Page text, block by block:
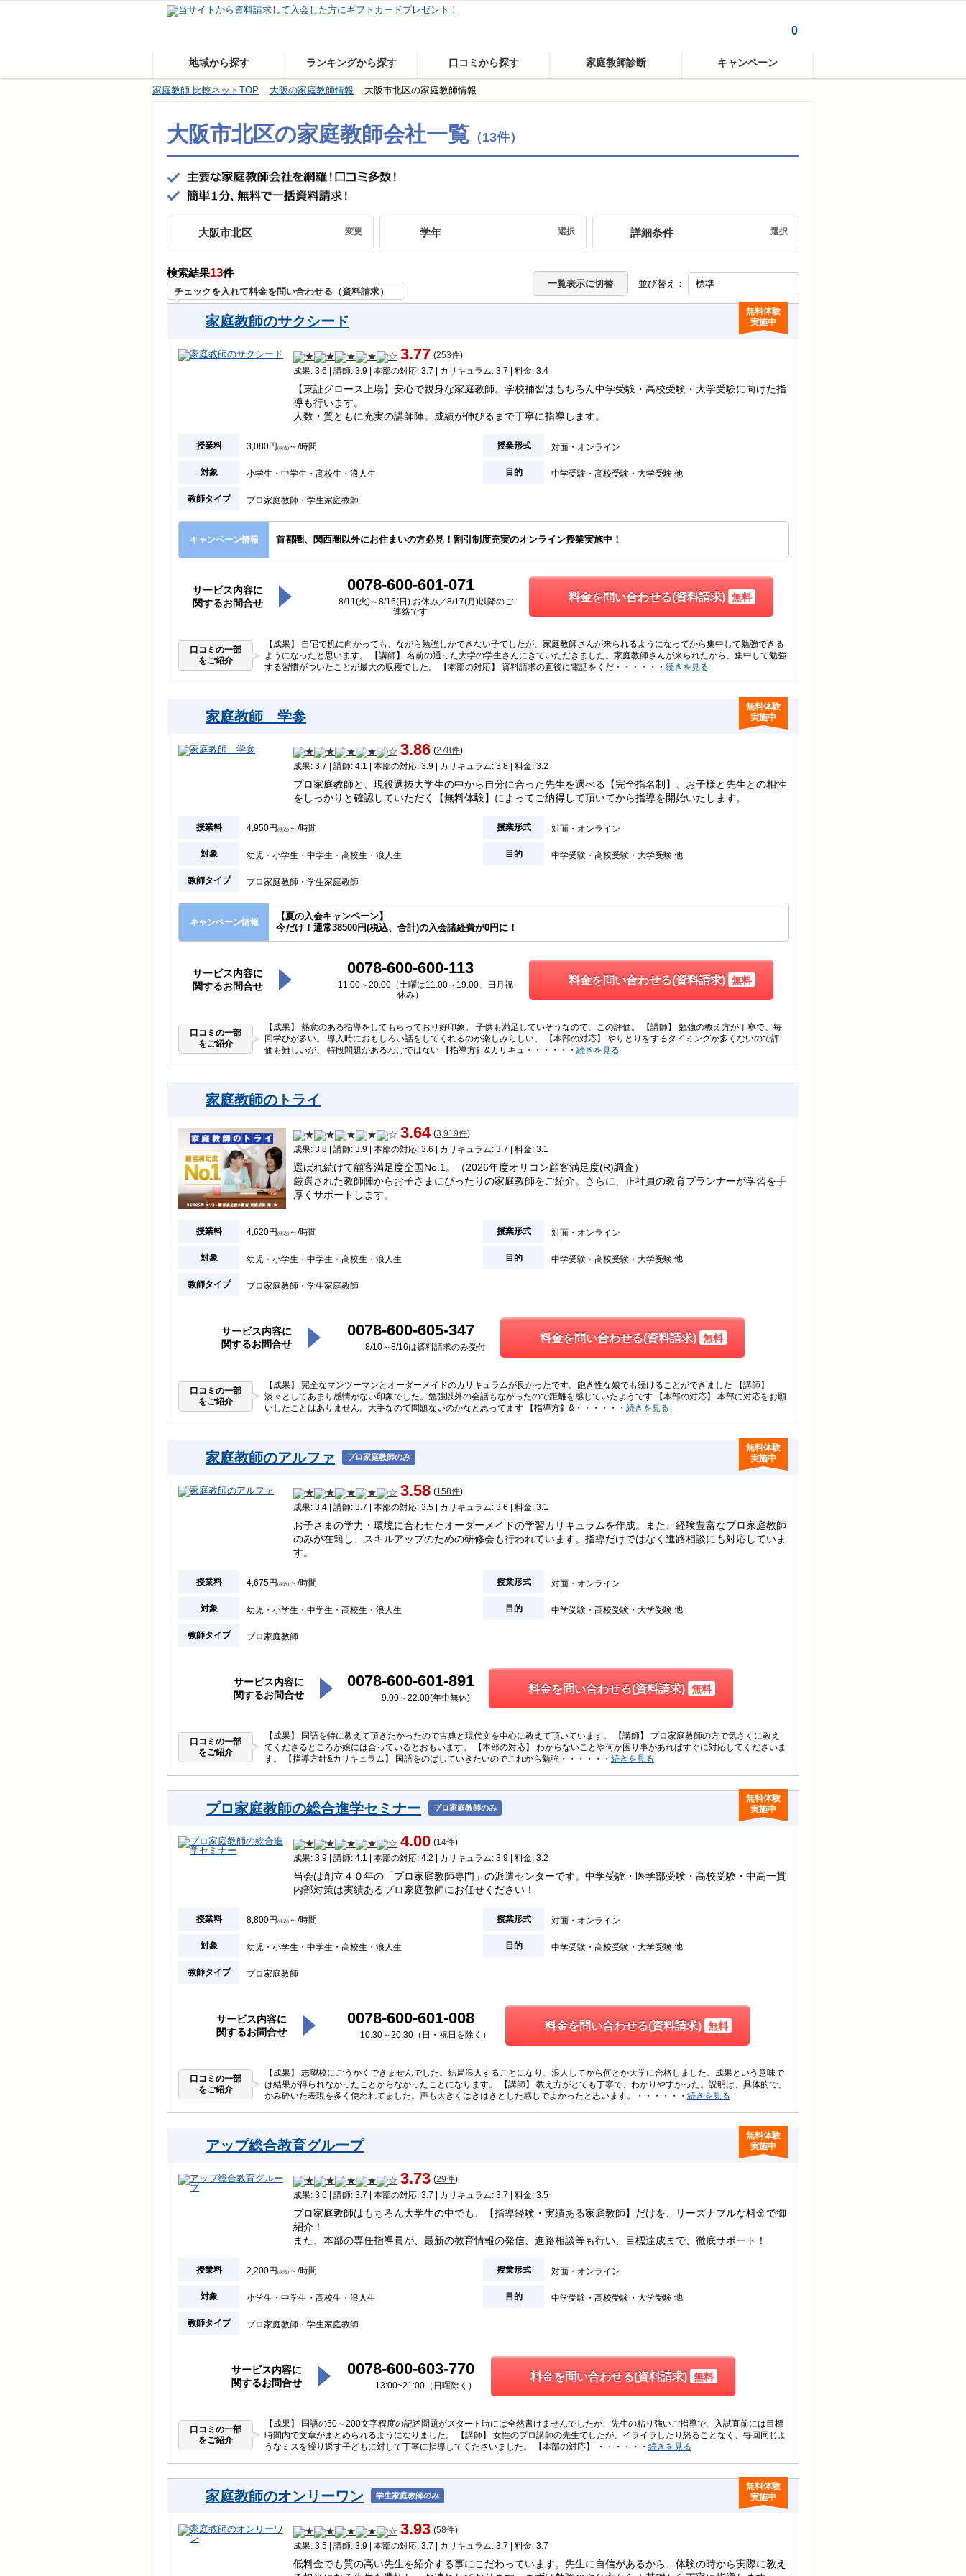
0
0
地域から探す ランキングから探す 口コミから探す 家庭教師診断 キャンペーン
家庭教師 比較ネットTOP 大阪の家庭教師情報 大阪市北区の家庭教師情報
大阪市北区の家庭教師会社一覧 （13件）
大阪市北区 変更 学年 選択 詳細条件 選択
検索結果13件
チェックを入れて料金を問い合わせる（資料請求）
一覧表示に切替 並び替え：
家庭教師のサクシード
無料体験
実施中
3.77 (253件)
成果: 3.6 | 講師: 3.9 | 本部の対応: 3.7 | カリキュラム: 3.7 | 料金: 3.4
【東証グロース上場】安心で親身な家庭教師。学校補習はもちろん中学受験・高校受験・大学受験に向けた指
導も行います。
人数・質ともに充実の講師陣。成績が伸びるまで丁寧に指導します。
授業料 3,080円 (税込) ～/時間 授業形式 対面 オンライン
対象 小学生 中学生 高校生 浪人生 目的 中学受験 高校受験 大学受験 他
教師タイプ プロ家庭教師 学生家庭教師
キャンペーン情報 首都圏、関西圏以外にお住まいの方必見！割引制度充実のオンライン授業実施中！
サービス内容に
関するお問合せ
0078-600-601-071
8/11(火)～8/16(日) お休み／8/17(月)以降のご
連絡です
料金を問い合わせる(資料請求) 無料
口コミの一部
をご紹介
【成果】 自宅で机に向かっても、ながら勉強しかできない子でしたが、家庭教師さんが来られるようになってから集中して勉強できる
ようになったと思います。 【講師】 名前の通った大学の学生さんにきていただきました。家庭教師さんが来られたから、集中して勉強
する習慣がついたことが最大の収穫でした。 【本部の対応】 資料請求の直後に電話をくだ・・・・・・ 続きを見る
家庭教師 学参
無料体験
実施中
3.86 (278件)
成果: 3.7 | 講師: 4.1 | 本部の対応: 3.9 | カリキュラム: 3.8 | 料金: 3.2
プロ家庭教師と、現役選抜大学生の中から自分に合った先生を選べる【完全指名制】、お子様と先生との相性
をしっかりと確認していただく【無料体験】によってご納得して頂いてから指導を開始いたします。
授業料 4,950円 (税込) ～/時間 授業形式 対面 オンライン
対象 幼児 小学生 中学生 高校生 浪人生 目的 中学受験 高校受験 大学受験 他
教師タイプ プロ家庭教師 学生家庭教師
キャンペーン情報
【夏の入会キャンペーン】
今だけ！通常38500円(税込、合計)の入会諸経費が0円に！
サービス内容に
関するお問合せ
0078-600-600-113
11:00～20:00（土曜は11:00～19:00、日月祝
休み）
料金を問い合わせる(資料請求) 無料
口コミの一部
をご紹介
【成果】 熱意のある指導をしてもらっており好印象。 子供も満足していそうなので、この評価。 【講師】 勉強の教え方が丁寧で、毎
回学びが多い。 導入時におもしろい話をしてくれるのが楽しみらしい。 【本部の対応】 やりとりをするタイミングが多くないので評
価も難しいが、 特段問題があるわけではない 【指導方針&カリキュ・・・・・・ 続きを見る
家庭教師のトライ
3.64 (3,919件)
成果: 3.8 | 講師: 3.9 | 本部の対応: 3.6 | カリキュラム: 3.7 | 料金: 3.1
選ばれ続けて顧客満足度全国No.1。（2026年度オリコン顧客満足度(R)調査）
厳選された教師陣からお子さまにぴったりの家庭教師をご紹介。さらに、正社員の教育プランナーが学習を手
厚くサポートします。
授業料 4,620円(税込) ～/時間 授業形式 対面 オンライン
対象 幼児 小学生 中学生 高校生 浪人生 目的 中学受験 高校受験 大学受験 他
教師タイプ プロ家庭教師 学生家庭教師
サービス内容に
関するお問合せ
0078-600-605-347
8/10～8/16は資料請求のみ受付
料金を問い合わせる(資料請求) 無料
口コミの一部
をご紹介
【成果】 完全なマンツーマンとオーダーメイドのカリキュラムが良かったです。飽き性な娘でも続けることができました 【講師】
淡々としてあまり感情がない印象でした。勉強以外の会話もなかったので距離を感じていたようです 【本部の対応】 本部に対応をお願
いしたことはありません。大手なので問題ないのかなと思ってます 【指導方針&・・・・・・ 続きを見る
家庭教師のアルファ プロ家庭教師のみ
無料体験
実施中
3.58 (158件)
成果: 3.4 | 講師: 3.7 | 本部の対応: 3.5 | カリキュラム: 3.6 | 料金: 3.1
お子さまの学力・環境に合わせたオーダーメイドの学習カリキュラムを作成。また、経験豊富なプロ家庭教師
のみが在籍し、スキルアップのための研修会も行われています。指導だけではなく進路相談にも対応していま
す。
授業料 4,675円(税込) ～/時間 授業形式 対面 オンライン
対象 幼児 小学生 中学生 高校生 浪人生 目的 中学受験 高校受験 大学受験 他
教師タイプ プロ家庭教師
サービス内容に
関するお問合せ
0078-600-601-891
9:00～22:00(年中無休)
料金を問い合わせる(資料請求) 無料
口コミの一部
をご紹介
【成果】 国語を特に教えて頂きたかったので古典と現代文を中心に教えて頂いています。 【講師】 プロ家庭教師の方で気さくに教え
てくださるところが娘には合っているとおもいます。 【本部の対応】 わからないことや何か困り事があればすぐに対応してくださいま
す。 【指導方針&カリキュラム】 国語をのばしていきたいのでこれから勉強・・・・・・ 続きを見る
プロ家庭教師の総合進学セミナー プロ家庭教師のみ
無料体験
実施中
4.00 (14件)
成果: 3.9 | 講師: 4.1 | 本部の対応: 4.2 | カリキュラム: 3.9 | 料金: 3.2
当会は創立４０年の「プロ家庭教師専門」の派遣センターです。中学受験・医学部受験・高校受験・中高一貫
内部対策は実績あるプロ家庭教師にお任せください！
授業料 8,800円(税込) ～/時間 授業形式 対面 オンライン
対象 幼児 小学生 中学生 高校生 浪人生 目的 中学受験 高校受験 大学受験 他
教師タイプ プロ家庭教師
サービス内容に
関するお問合せ
0078-600-601-008
10:30～20:30（日・祝日を除く）
料金を問い合わせる(資料請求) 無料
口コミの一部
をご紹介
【成果】 志望校にごうかくできませんでした。結局浪人することになり、浪人してから何とか大学に合格しました。成果という意味で
は結果が得られなかったことからなかったことになります。 【講師】 教え方がとても丁寧で、わかりやすかった。説明は、具体的で、
かみ砕いた表現を多く使われてました。声も大きくはきはきとした感じでよかったと思います。・・・・・・ 続きを見る
アップ総合教育グループ
無料体験
実施中
3.73 (29件)
成果: 3.6 | 講師: 3.7 | 本部の対応: 3.7 | カリキュラム: 3.7 | 料金: 3.5
プロ家庭教師はもちろん大学生の中でも、【指導経験・実績ある家庭教師】だけを、リーズナブルな料金で御
紹介！
また、本部の専任指導員が、最新の教育情報の発信、進路相談等も行い、目標達成まで、徹底サポート！
授業料 2,200円(税込) ～/時間 授業形式 対面 オンライン
対象 小学生 中学生 高校生 浪人生 目的 中学受験 高校受験 大学受験 他
教師タイプ プロ家庭教師 学生家庭教師
サービス内容に
関するお問合せ
0078-600-603-770
13:00~21:00（日曜除く）
料金を問い合わせる(資料請求) 無料
口コミの一部
をご紹介
【成果】 国語の50～200文字程度の記述問題がスタート時には全然書けませんでしたが、先生の粘り強いご指導で、入試直前には目標
時間内で文章がまとめられるようになりました。 【講師】 女性のプロ講師の先生でしたが、イライラしたり怒ることなく、毎回同じよ
うなミスを繰り返す子どもに対して丁寧に指導してくださいました。 【本部の対応】 ・・・・・・ 続きを見る
家庭教師のオンリーワン 学生家庭教師のみ
無料体験
実施中
3.93 (58件)
成果: 3.5 | 講師: 3.9 | 本部の対応: 3.7 | カリキュラム: 3.7 | 料金: 3.7
低料金でも質の高い先生を紹介する事にこだわっています。先生に自信があるから、体験の時から実際に教え